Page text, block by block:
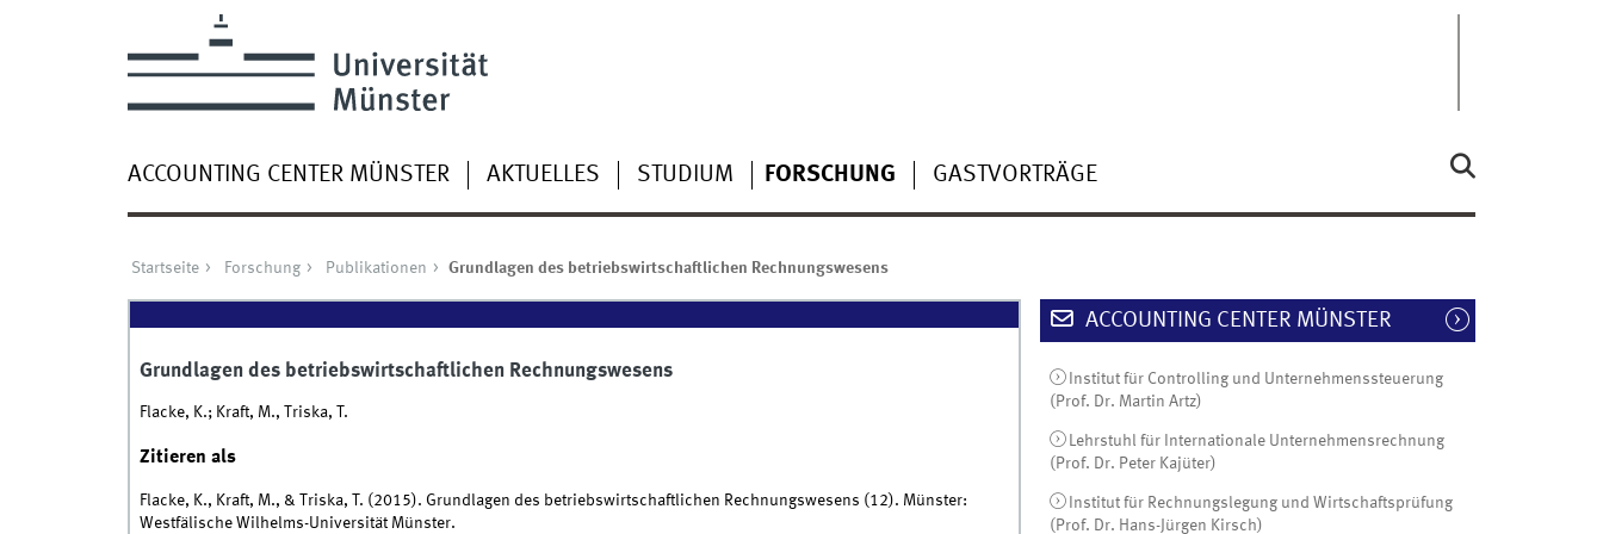
ACCOUNTING CENTER MÜNSTER AKTUELLES STUDIUM FORSCHUNG GASTVORTRÄGE
Startseite Forschung Publikationen Grundlagen des betriebswirtschaftlichen Rechnungswesens
Grundlagen des betriebswirtschaftlichen Rechnungswesens
Flacke, K.; Kraft, M., Triska, T.
Zitieren als
Flacke, K., Kraft, M., & Triska, T. (2015). Grundlagen des betriebswirtschaftlichen Rechnungswesens (12). Münster:
Westfälische Wilhelms-Universität Münster.
ACCOUNTING CENTER MÜNSTER
Institut für Controlling und Unternehmenssteuerung
(Prof. Dr. Martin Artz)
Lehrstuhl für Internationale Unternehmensrechnung
(Prof. Dr. Peter Kajüter)
Institut für Rechnungslegung und Wirtschaftsprüfung
(Prof. Dr. Hans-Jürgen Kirsch)